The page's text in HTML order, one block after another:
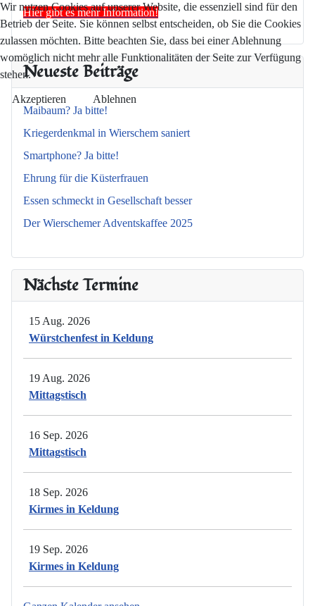
Hier gibt es mehr Information!
Neueste Beiträge
Maibaum? Ja bitte!
Kriegerdenkmal in Wierschem saniert
Smartphone? Ja bitte!
Ehrung für die Küsterfrauen
Essen schmeckt in Gesellschaft besser
Der Wierschemer Adventskaffee 2025
Nächste Termine
15 Aug. 2026
Würstchenfest in Keldung
19 Aug. 2026
Mittagstisch
16 Sep. 2026
Mittagstisch
18 Sep. 2026
Kirmes in Keldung
19 Sep. 2026
Kirmes in Keldung
Wir nutzen Cookies auf unserer Website, die essenziell sind für den
Betrieb der Seite. Sie können selbst entscheiden, ob Sie die Cookies
zulassen möchten. Bitte beachten Sie, dass bei einer Ablehnung
womöglich nicht mehr alle Funktionalitäten der Seite zur Verfügung
stehen.
Akzeptieren Ablehnen